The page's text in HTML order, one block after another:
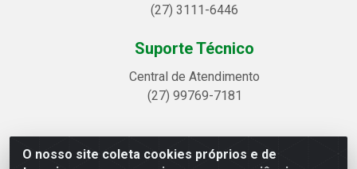
O nosso site coleta cookies próprios e de
(27) 3111-6446
Suporte Técnico
Central de Atendimento
(27) 99769-7181
Linhavix Distribuidora LTDA - Avenida Alegre, 2521 -